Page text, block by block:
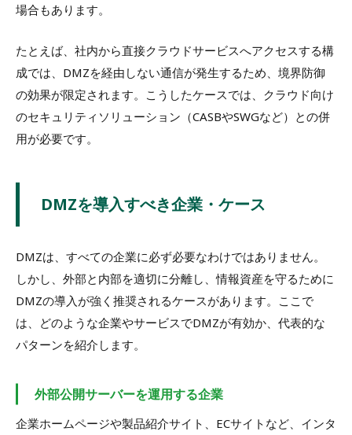
場合もあります。
たとえば、社内から直接クラウドサービスへアクセスする構
成では、DMZを経由しない通信が発生するため、境界防御
の効果が限定されます。こうしたケースでは、クラウド向け
のセキュリティソリューション（CASBやSWGなど）との併
用が必要です。
DMZを導入すべき企業・ケース
DMZは、すべての企業に必ず必要なわけではありません。
しかし、外部と内部を適切に分離し、情報資産を守るために
DMZの導入が強く推奨されるケースがあります。ここで
は、どのような企業やサービスでDMZが有効か、代表的な
パターンを紹介します。
外部公開サーバーを運用する企業
企業ホームページや製品紹介サイト、ECサイトなど、インタ